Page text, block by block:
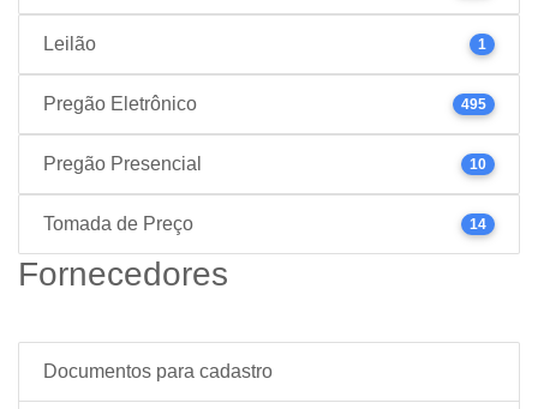
Leilão 1
Pregão Eletrônico 495
Pregão Presencial 10
Tomada de Preço 14
Fornecedores
Documentos para cadastro